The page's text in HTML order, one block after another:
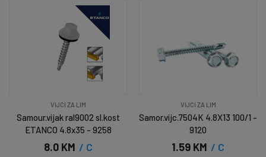
VIJCI ZA LIM
Samour.vijak ral9002 sl.kost
ETANCO 4.8x35 - 9258
8.0 KM / C
VIJCI ZA LIM
Samor.vijc.7504K 4.8X13 100/1 -
9120
1.59 KM / C